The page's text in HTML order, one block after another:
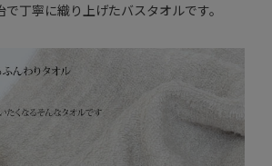
丁寧に織り上げたバスタオルです。